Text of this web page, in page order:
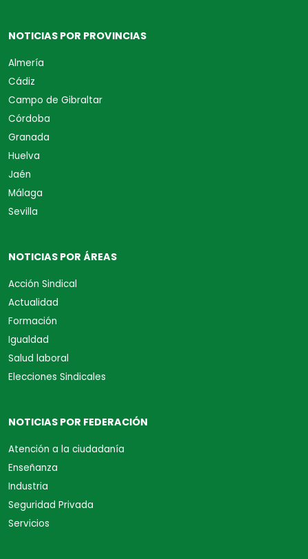
NOTICIAS POR PROVINCIAS
Almería
Cádiz
Campo de Gibraltar
Córdoba
Granada
Huelva
Jaén
Málaga
Sevilla
NOTICIAS POR ÁREAS
Acción Sindical
Actualidad
Formación
Igualdad
Salud laboral
Elecciones Sindicales
NOTICIAS POR FEDERACIÓN
Atención a la ciudadanía
Enseñanza
Industria
Seguridad Privada
Servicios